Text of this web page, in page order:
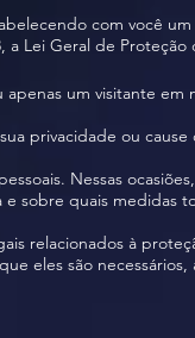
com você
Lei Geral de Proteção
um visitante em
privacidade ou
Nessas
sobre quais medidas
relacionados à
eles são